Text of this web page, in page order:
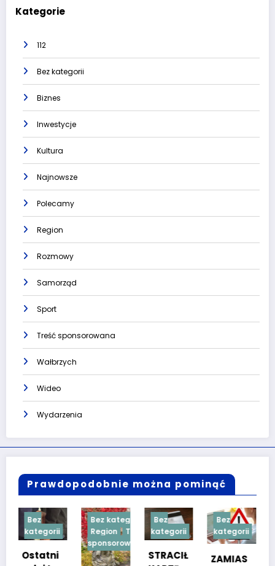
Kategorie
112
Bez kategorii
Biznes
Inwestycje
Kultura
Najnowsze
Polecamy
Region
Rozmowy
Samorząd
Sport
Treść sponsorowana
Wałbrzych
Wideo
Wydarzenia
Prawdopodobnie można pominąć
Bez kategorii
Region
Treść
sponsorowana
Bez
kategorii
STRACIŁ
Bez
kategorii
ZAMIAS
Bez
kategorii
TESTY